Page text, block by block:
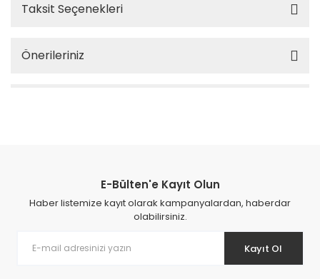
Taksit Seçenekleri
Önerileriniz
E-Bülten'e Kayıt Olun
Haber listemize kayıt olarak kampanyalardan, haberdar
olabilirsiniz.
Kayıt Ol